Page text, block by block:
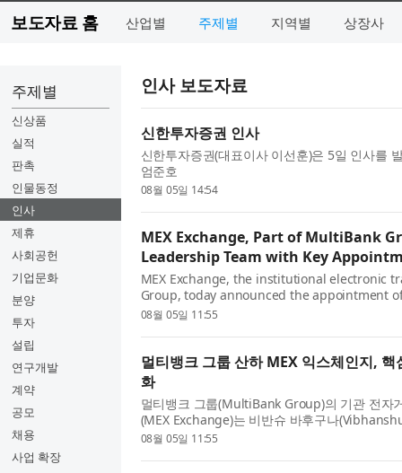
보도자료 홈 산업별 주제별 지역별 상장사
주제별
신상품
실적
판촉
인물동정
인사
제휴
사회공헌
기업문화
분양
투자
설립
연구개발
계약
공모
채용
사업 확장
인사 보도자료
신한투자증권 인사
신한투자증권(대표이사 이선훈)은 5일 인사를
엄준호
08월 05일 14:54
MEX Exchange, Part of MultiBank
Leadership Team with Key
MEX Exchange, the institutional electronic
Group, today announced the appointment
Senior Director, reinforcing the company's
08월 05일 11:55
멀티뱅크 그룹 산하 MEX 익스체인지,
화
멀티뱅크 그룹(MultiBank Group)의 기관 전자
(MEX Exchange)는 비반슈 바후구나
했다고 발표했다. 이번 인사는 글로벌 기관 대
08월 05일 11:55